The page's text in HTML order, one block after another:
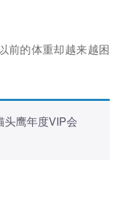
前的体重却越来越困
头鹰年度VIP会